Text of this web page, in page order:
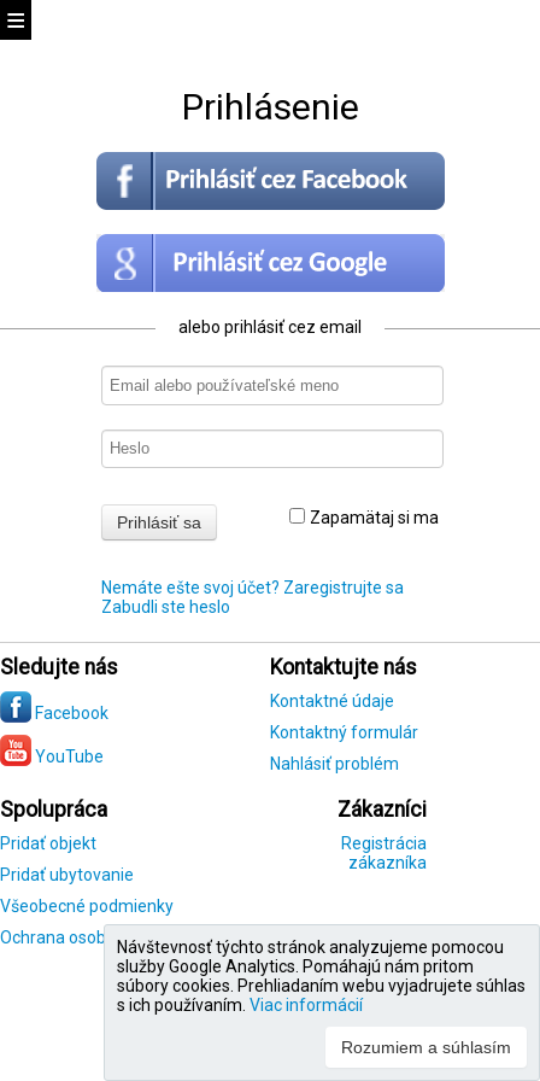
Prihlásenie
alebo prihlásiť cez email
Zapamätaj si ma
Nemáte ešte svoj účet? Zaregistrujte sa
Zabudli ste heslo
Sledujte nás
Facebook
YouTube
Kontaktujte nás
Kontaktné údaje
Kontaktný formulár
Nahlásiť problém
Spolupráca
Pridať objekt
Pridať ubytovanie
Všeobecné podmienky
Ochrana osobných údajov
Zákazníci
Registrácia
zákazníka
Návštevnosť týchto stránok analyzujeme pomocou
služby Google Analytics. Pomáhajú nám pritom
súbory cookies. Prehliadaním webu vyjadrujete súhlas
s ich používaním. Viac informácií